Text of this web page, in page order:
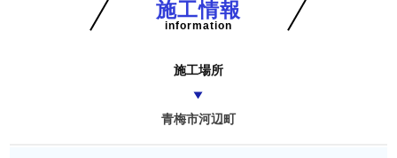
施工情報
information
施工場所
青梅市河辺町